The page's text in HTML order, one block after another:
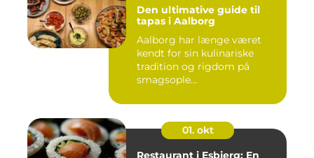
Den ultimative guide til
tapas i Aalborg
Aalborg har længe været
kendt for sin kulinariske
tradition og rigdom på
smagsople...
01. okt
Restaurant i Esbjerg: En